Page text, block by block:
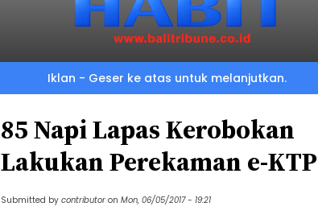
Iklan - Geser ke atas untuk melanjutkan.
85 Napi Lapas Kerobokan
Lakukan Perekaman e-KTP
Submitted by contributor on Mon, 06/05/2017 - 19:21